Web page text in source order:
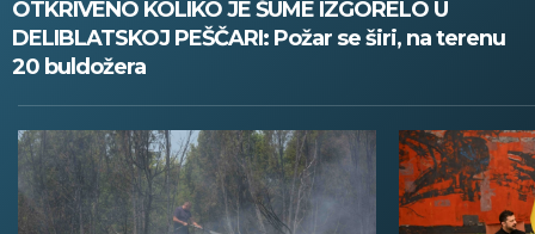
OTKRIVENO KOLIKO JE ŠUME IZGORELO U
DELIBLATSKOJ PEŠČARI: Požar se širi, na terenu
20 buldožera